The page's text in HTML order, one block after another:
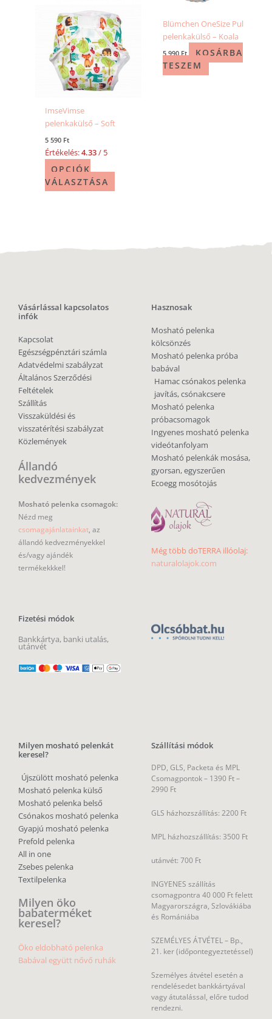
ImseVimse
pelenkakülső – Soft
5 590 Ft
Értékelés:4.33/ 5
OPCIÓK
VÁLASZTÁSA
a
termékoldalon
választhatók
ki
Blümchen OneSize Pul
pelenkakülső – Koala
5 990 Ft
KOSÁRBA
TESZEM
Vásárlással kapcsolatos
infók
Kapcsolat
Egészségpénztári számla
Adatvédelmi szabályzat
Általános Szerződési
Feltételek
Szállítás
Visszaküldési és
visszatérítési szabályzat
Közlemények
Állandó
kedvezmények
Mosható pelenka csomagok:
Nézd meg
csomagajánlatainkat, az
állandó kedvezményekkel
és/vagy ajándék
termékekkkel!
Fizetési módok
Bankkártya, banki utalás,
utánvét
Hasznosak
Mosható pelenka
kölcsönzés
Mosható pelenka próba
babával
Hamac csónakos pelenka
javítás, csónakcsere
Mosható pelenka
próbacsomagok
Ingyenes mosható pelenka
videótanfolyam
Mosható pelenkák mosása,
gyorsan, egyszerűen
Ecoegg mosótojás
Még több doTERRA illóolaj:
naturalolajok.com
Milyen mosható pelenkát
keresel?
Újszülött mosható pelenka
Mosható pelenka külső
Mosható pelenka belső
Csónakos mosható pelenka
Gyapjú mosható pelenka
Prefold pelenka
All in one
Zsebes pelenka
Textilpelenka
Milyen öko
babaterméket
keresel?
Öko eldobható pelenka
Babával együtt nővő ruhák
Szállítási módok
DPD, GLS, Packeta és MPL
Csomagpontok – 1390 Ft –
2990 Ft
GLS házhozszállítás: 2200 Ft
MPL házhozszállítás: 3500 Ft
utánvét: 700 Ft
INGYENES szállítás
csomagpontra 40 000 Ft felett
Magyarországra, Szlovákiába
és Romániába
SZEMÉLYES ÁTVÉTEL – Bp.,
21. ker (időpontegyeztetéssel)
Személyes átvétel esetén a
rendelésedet bankkártyával
vagy átutalással, előre tudod
rendezni.